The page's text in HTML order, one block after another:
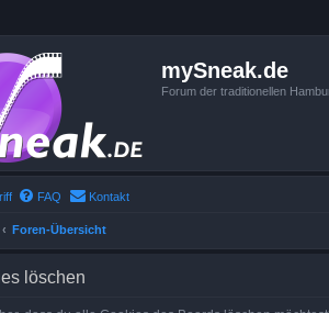
mySneak.de
Forum der traditionellen
FAQ Kontakt
Foren-Übersicht
löschen